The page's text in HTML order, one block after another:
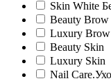
Skin White
Beauty Brow
Luxury Brow
Beauty Skin
Luxury Skin
Nail